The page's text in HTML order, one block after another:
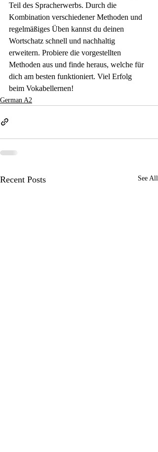
Teil des Spracherwerbs. Durch die
Kombination verschiedener Methoden und
regelmäßiges Üben kannst du deinen
Wortschatz schnell und nachhaltig
erweitern. Probiere die vorgestellten
Methoden aus und finde heraus, welche für
dich am besten funktioniert. Viel Erfolg
beim Vokabellernen!
German A2
Recent Posts See All